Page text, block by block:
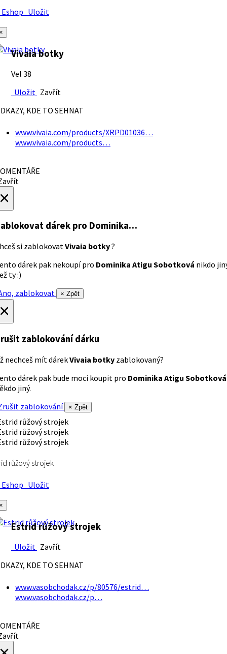
Uložit
Vivaia botky
Vel 38
Uložit Zavřít
KDE TO SEHNAT
www.vivaia.com/products/XRPD01036…
www.vivaia.com/products…
dárek pro Dominika…
si zablokovatVivaia botky?
dárek pak nekoupí pro Dominika Atigu Sobotková nikdo
ty :)
zablokovat
× Zpět
zablokování dárku
nechceš mít dárekVivaia botky zablokovaný?
dárek pak bude moci koupit pro Dominika Atigu Sobotková
jiný.
zablokování
× Zpět
růžový strojek
Uložit
Estrid růžový strojek
Uložit Zavřít
KDE TO SEHNAT
www.vasobchodak.cz/p/80576/estrid…
www.vasobchodak.cz/p…